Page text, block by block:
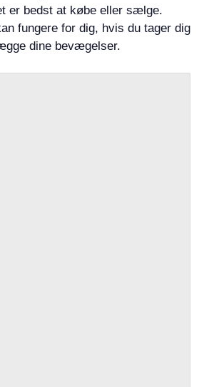
er bedst at købe eller sælge.
fungere for dig, hvis du tager dig
dine bevægelser.